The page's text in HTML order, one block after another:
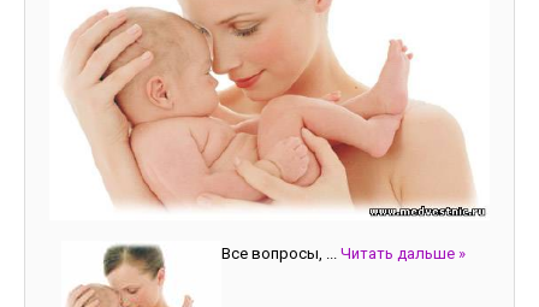
Все вопросы, Читать дальше »